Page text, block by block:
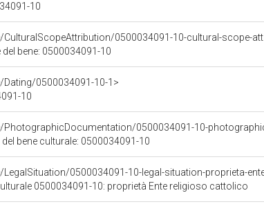
10
0500034091-10-cultural-scope-
bene: 0500034091-10
0500034091-10-1>
10
0500034091-10-
bene culturale: 0500034091-10
0500034091-10-legal-situation-proprieta-
0500034091-10: proprietà Ente religioso cattolico